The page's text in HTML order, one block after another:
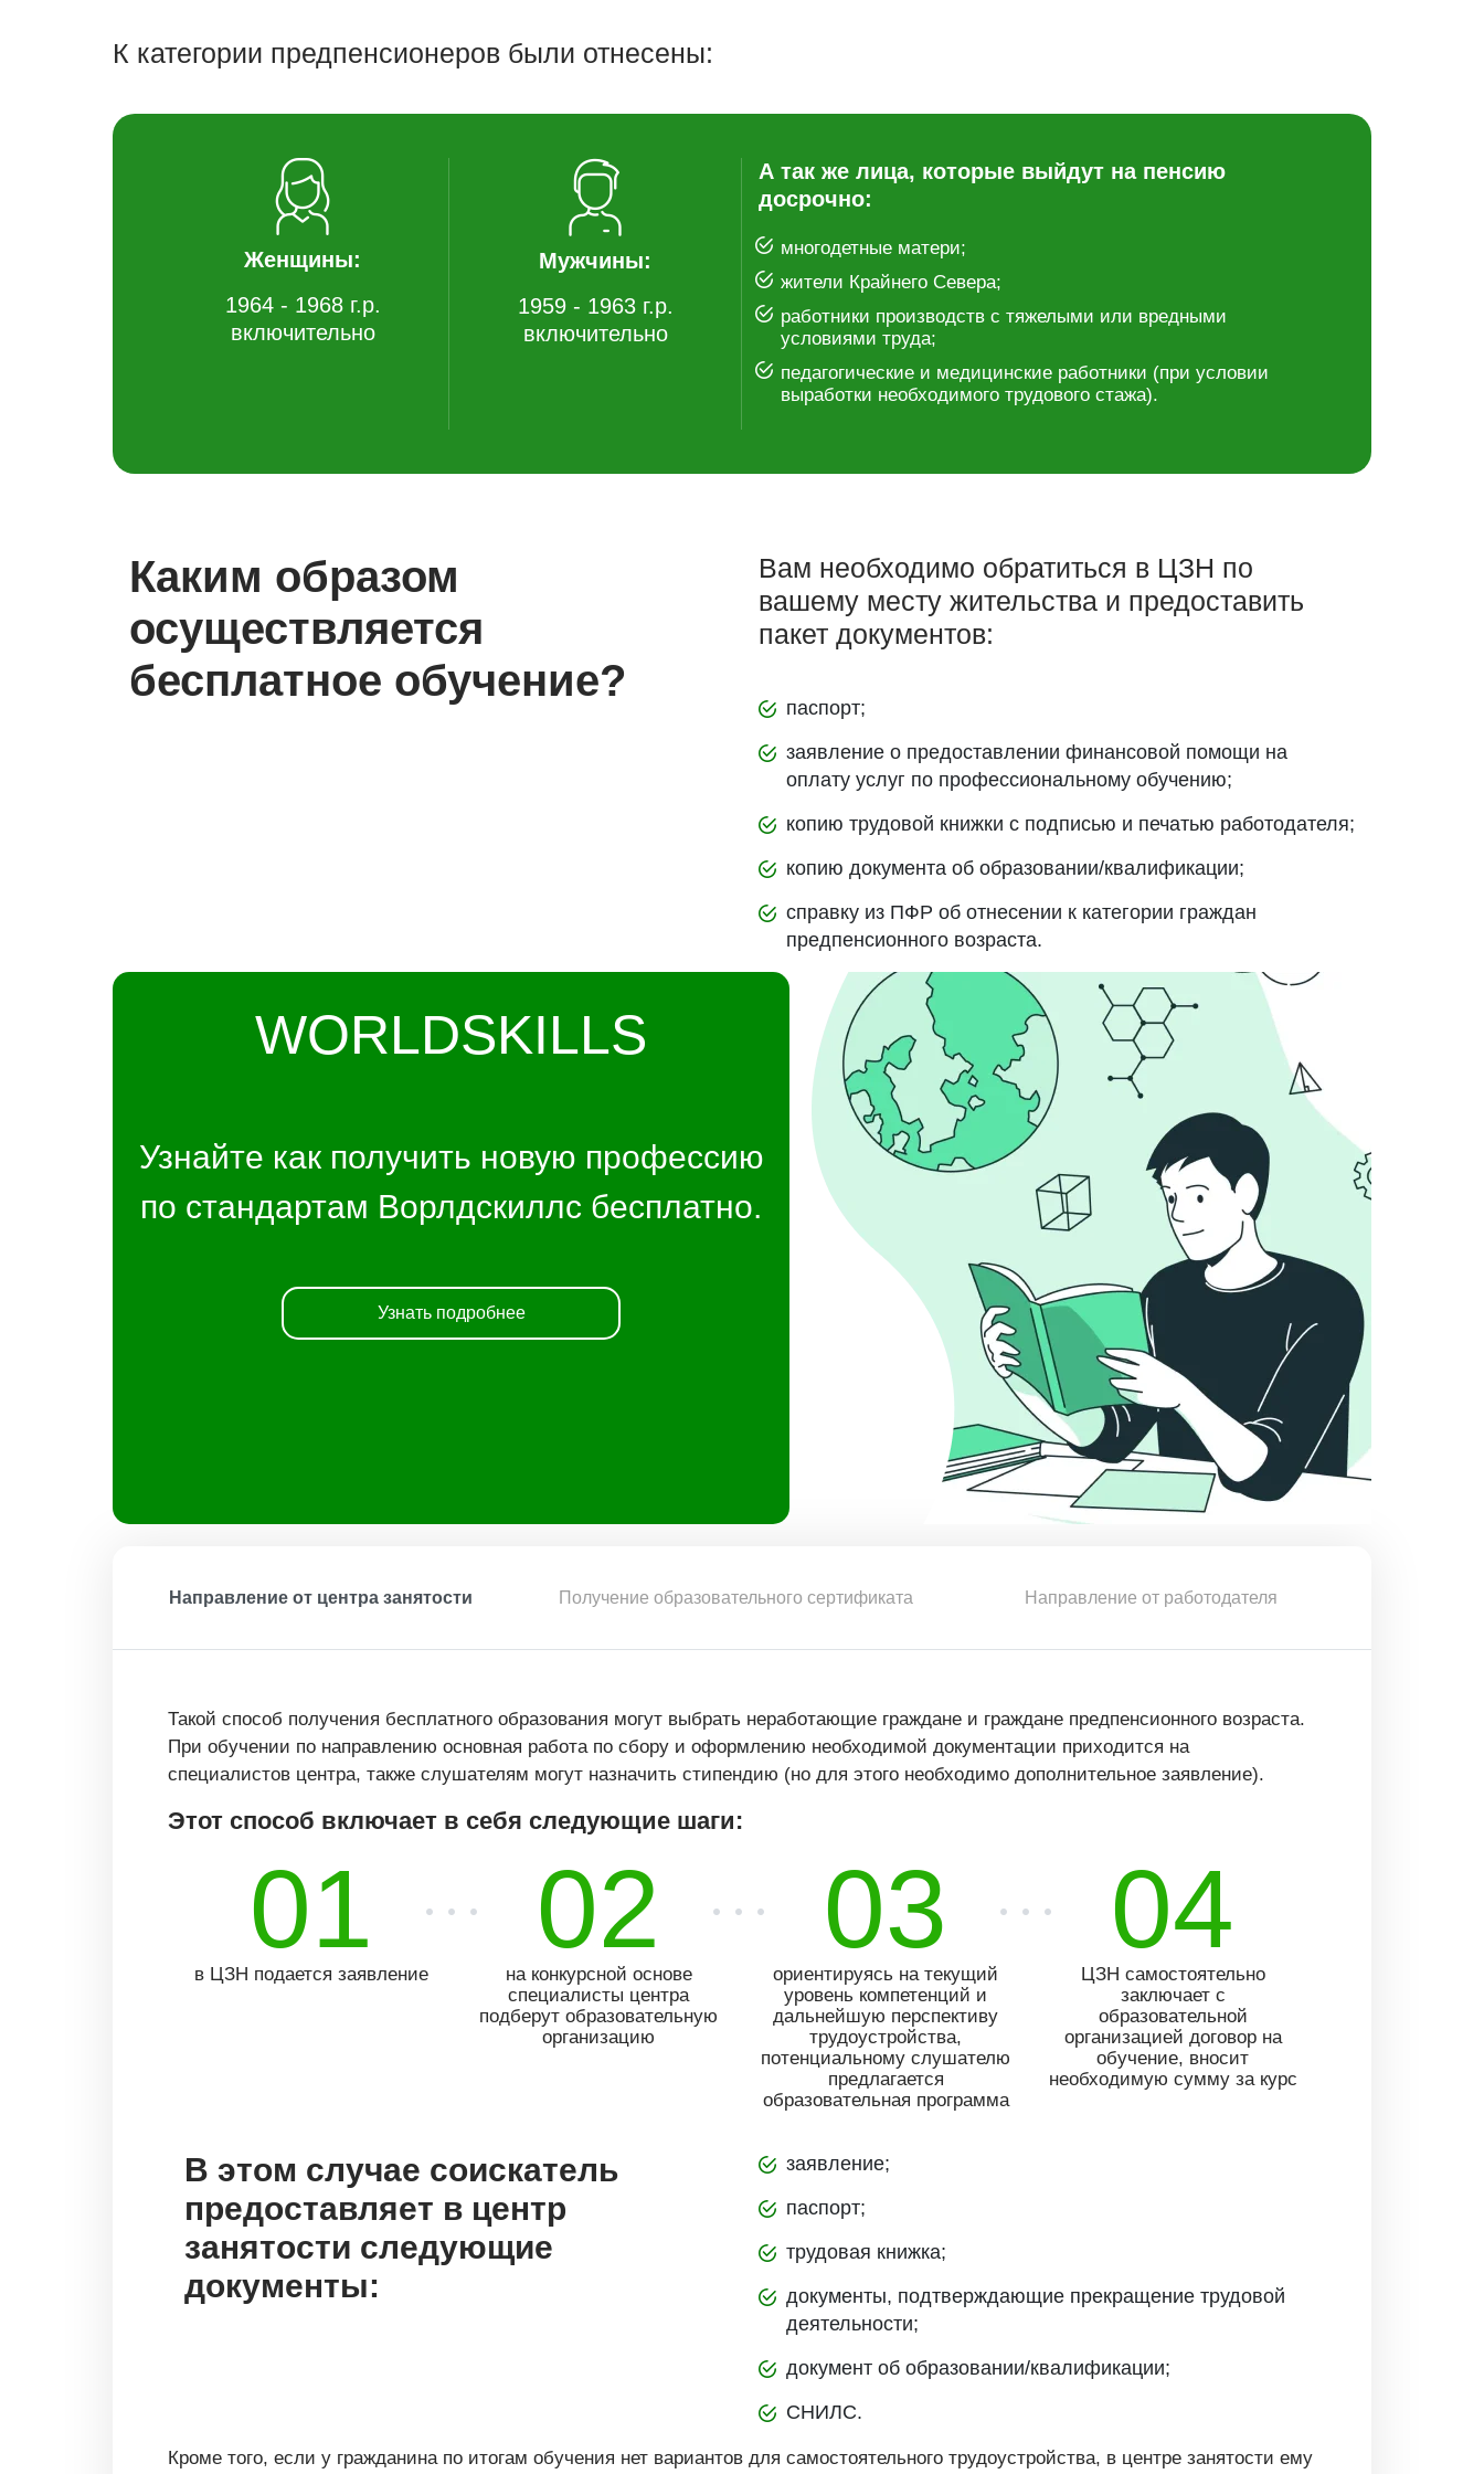
К категории предпенсионеров были отнесены:
Женщины:
1964 - 1968 г.р.
включительно
Мужчины:
1959 - 1963 г.р.
включительно
А так же лица, которые выйдут на пенсию
досрочно:
многодетные матери;
жители Крайнего Севера;
работники производств с тяжелыми или вредными
условиями труда;
педагогические и медицинские работники (при условии
выработки необходимого трудового стажа).
Каким образом
осуществляется
бесплатное обучение?
Вам необходимо обратиться в ЦЗН по
вашему месту жительства и предоставить
пакет документов:
паспорт;
заявление о предоставлении финансовой помощи на
оплату услуг по профессиональному обучению;
копию трудовой книжки с подписью и печатью работодателя;
копию документа об образовании/квалификации;
справку из ПФР об отнесении к категории граждан
предпенсионного возраста.
WORLDSKILLS
Узнайте как получить новую профессию
по стандартам Ворлдскиллс бесплатно.
Узнать подробнее
Направление от центра занятости Получение образовательного сертификата Направление от работодателя
Такой способ получения бесплатного образования могут выбрать неработающие граждане и граждане предпенсионного возраста.
При обучении по направлению основная работа по сбору и оформлению необходимой документации приходится на
специалистов центра, также слушателям могут назначить стипендию (но для этого необходимо дополнительное заявление).
Этот способ включает в себя следующие шаги:
01
в ЦЗН подается заявление
02
на конкурсной основе
специалисты центра
подберут образовательную
организацию
03
ориентируясь на текущий
уровень компетенций и
дальнейшую перспективу
трудоустройства,
потенциальному слушателю
предлагается
образовательная программа
04
ЦЗН самостоятельно
заключает с
образовательной
организацией договор на
обучение, вносит
необходимую сумму за курс
В этом случае соискатель
предоставляет в центр
занятости следующие
документы:
заявление;
паспорт;
трудовая книжка;
документы, подтверждающие прекращение трудовой
деятельности;
документ об образовании/квалификации;
СНИЛС.
Кроме того, если у гражданина по итогам обучения нет вариантов для самостоятельного трудоустройства, в центре занятости ему